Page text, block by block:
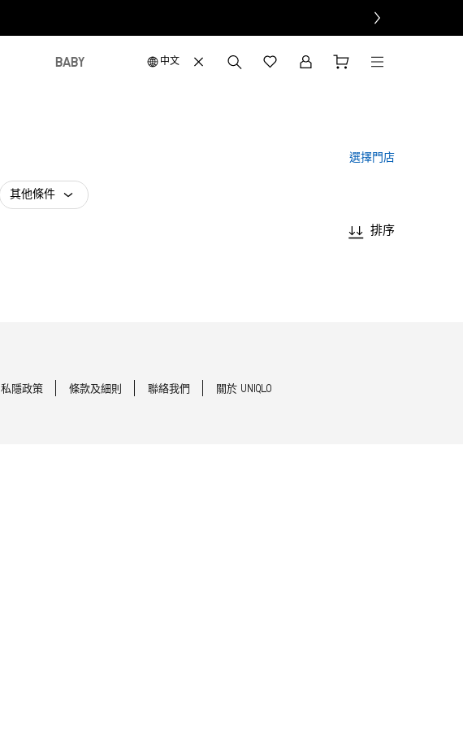
BABY 中文
選擇門店
其他條件
排序
私隱政策 條款及細則 聯絡我們 關於 UNIQLO